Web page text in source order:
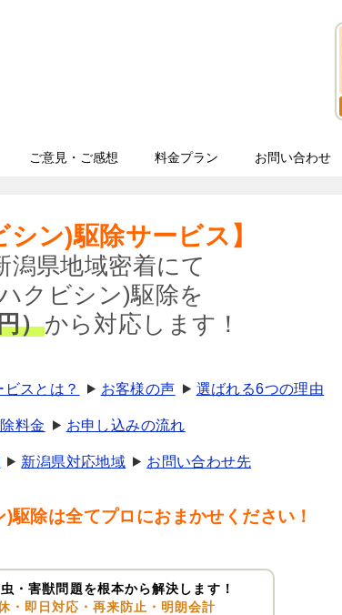
ご意見・ご感想 料金プラン お問い合わせ
シン)駆除サービス】
県地域密着にて
クビシン)駆除を
）から対応します！
スとは？ お客様の声 選ばれる6つの理由
料金 お申し込みの流れ
新潟県対応地域 お問い合わせ先
除は全てプロにおまかせください！
・害獣問題を根本から解決します！
・即日対応・再来防止・明朗会計